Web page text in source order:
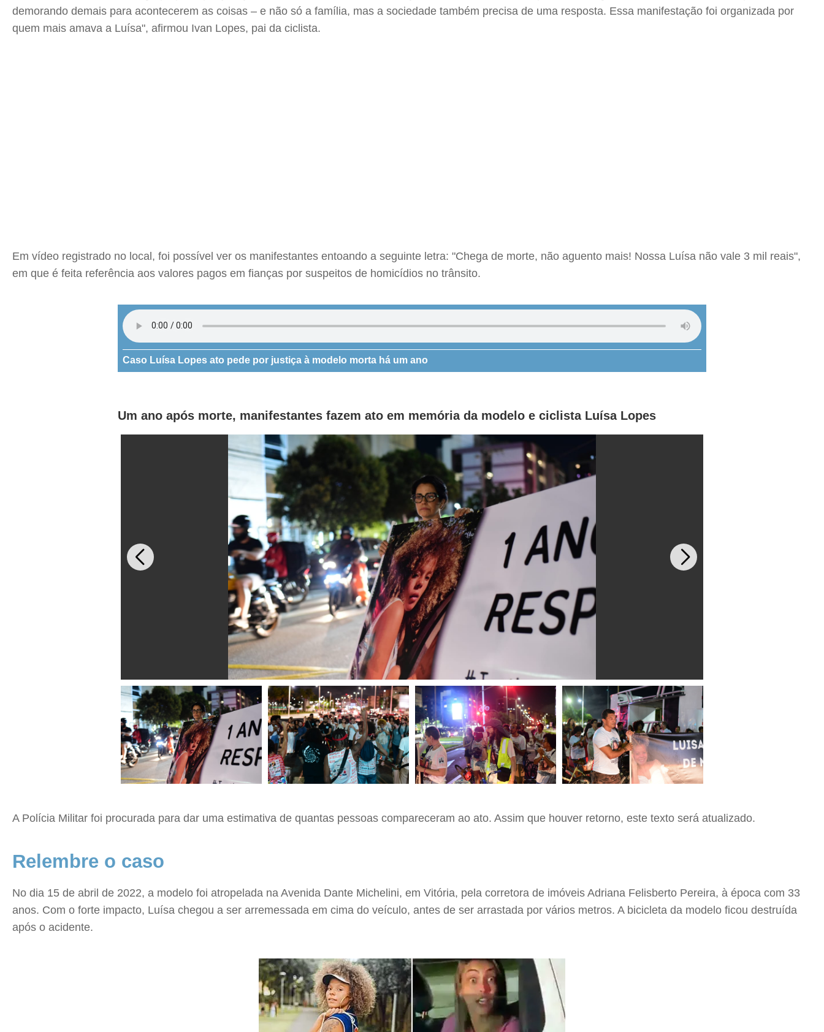
demorando demais para acontecerem as coisas – e não só a família, mas a sociedade também precisa de uma resposta. Essa manifestação foi organizada por
quem mais amava a Luísa", afirmou Ivan Lopes, pai da ciclista.
Em vídeo registrado no local, foi possível ver os manifestantes entoando a seguinte letra: "Chega de morte, não aguento mais! Nossa Luísa não vale 3 mil reais",
em que é feita referência aos valores pagos em fianças por suspeitos de homicídios no trânsito.
Caso Luísa Lopes ato pede por justiça à modelo morta há um ano
Um ano após morte, manifestantes fazem ato em memória da modelo e ciclista Luísa Lopes
A Polícia Militar foi procurada para dar uma estimativa de quantas pessoas compareceram ao ato. Assim que houver retorno, este texto será atualizado.
Relembre o caso
No dia 15 de abril de 2022, a modelo foi atropelada na Avenida Dante Michelini, em Vitória, pela corretora de imóveis Adriana Felisberto Pereira, à época com 33
anos. Com o forte impacto, Luísa chegou a ser arremessada em cima do veículo, antes de ser arrastada por vários metros. A bicicleta da modelo ficou destruída
após o acidente.